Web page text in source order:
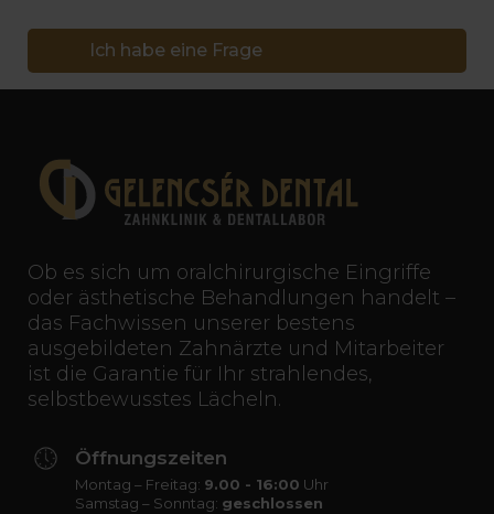
Ich habe eine Frage
Ob es sich um oralchirurgische Eingriffe
oder ästhetische Behandlungen handelt –
das Fachwissen unserer bestens
ausgebildeten Zahnärzte und Mitarbeiter
ist die Garantie für Ihr strahlendes,
selbstbewusstes Lächeln.
Öffnungszeiten
Montag – Freitag: 9.00 - 16:00 Uhr
Samstag – Sonntag: geschlossen